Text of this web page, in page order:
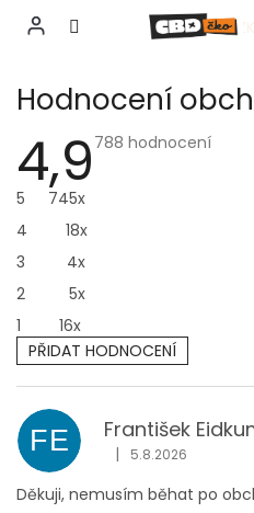
obsah
CZK
Hodnocení
4,9 Průměrné
788 hodnocení
5
745x
4
18x
3
4x
2
5x
1
16x
PŘIDAT HODNOCENÍ
p
i
s
h
FE František
Hodnocení
| 5.8.2026
Děkuji, nemusím běhat po